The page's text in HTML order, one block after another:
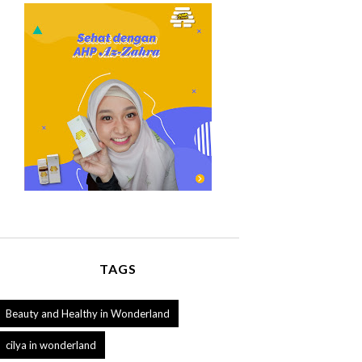
TAGS
Beauty and Healthy in Wonderland
cilya in wonderland